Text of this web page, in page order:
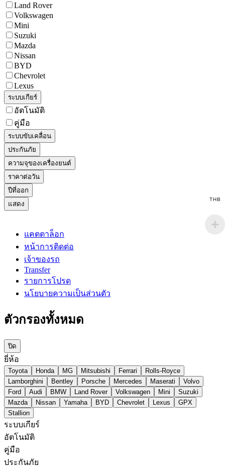
Land Rover
Volkswagen
Mini
Suzuki
Mazda
Nissan
BYD
Chevrolet
Lexus
ระบบเกียร์
อัตโนมัติ
คู่มือ
ระบบขับเคลื่อน
ประกันภัย
ความจุของเครื่องยนต์
ราคาต่อวัน
ปีที่ออก
แสดง
THB
แคตตาล็อก
หน้าการติดต่อ
เจ้าของรถ
Transfer
รายการโปรด
นโยบายความเป็นส่วนตัว
ตัวกรองทั้งหมด
ปิด
ยี่ห้อ
Toyota Honda MG Mitsubishi Ferrari
Rolls-Royce
Lamborghini
Bentley Porsche Mercedes Maserati
Volvo
Ford
Audi BMW Land Rover Volkswagen Mini
Suzuki
Mazda
Nissan Yamaha BYD Chevrolet Lexus
GPX
Stallion
ระบบเกียร์
อัตโนมัติ
คู่มือ
ประกันภัย